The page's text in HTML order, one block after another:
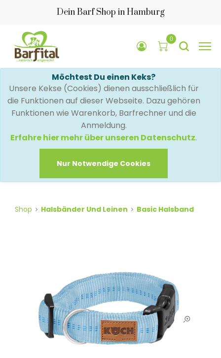
Dein Barf Shop in Hamburg
0
Möchtest Du einen Keks?
Unsere Kekse (Cookies) dienen ausschließlich für
die Funktionen auf dieser Webseite. Dazu gehören
Funktionen wie Warenkorb, Barfrechner und die
Anmeldung.
Erfahre hier mehr über unseren Datenschutz.
Nur Notwendige Cookies
Shop Halsbänder Und Leinen Basic Halsband